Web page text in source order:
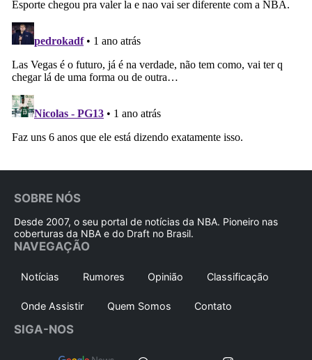
SOBRE NÓS
Desde 2007, o seu portal de notícias da NBA. Pioneiro nas
coberturas da NBA e do Draft no Brasil.
NAVEGAÇÃO
Notícias Rumores Opinião Classificação
Onde Assistir Quem Somos Contato
SIGA-NOS